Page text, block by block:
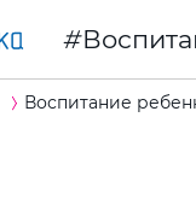
Воспитание